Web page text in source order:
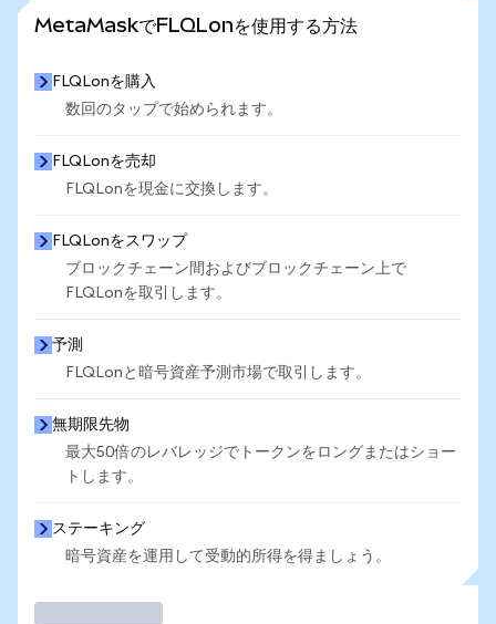
MetaMaskでFLQLonを使用する方法
FLQLonを購入
数回のタップで始められます。
FLQLonを売却
FLQLonを現金に交換します。
FLQLonをスワップ
ブロックチェーン間およびブロックチェーン上で
FLQLonを取引します。
予測
FLQLonと暗号資産予測市場で取引します。
無期限先物
最大50倍のレバレッジでトークンをロングまたはショー
トします。
ステーキング
暗号資産を運用して受動的所得を得ましょう。